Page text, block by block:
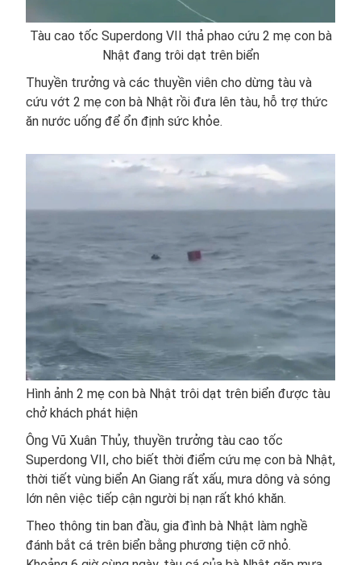
Tàu cao tốc Superdong VII thả phao cứu 2 mẹ con bà
Nhật đang trôi dạt trên biển
Thuyền trưởng và các thuyền viên cho dừng tàu và
cứu vớt 2 mẹ con bà Nhật rồi đưa lên tàu, hỗ trợ thức
ăn nước uống để ổn định sức khỏe.
Hình ảnh 2 mẹ con bà Nhật trôi dạt trên biển được tàu
chở khách phát hiện
Ông Vũ Xuân Thủy, thuyền trưởng tàu cao tốc
Superdong VII, cho biết thời điểm cứu mẹ con bà Nhật,
thời tiết vùng biển An Giang rất xấu, mưa dông và sóng
lớn nên việc tiếp cận người bị nạn rất khó khăn.
Theo thông tin ban đầu, gia đình bà Nhật làm nghề
đánh bắt cá trên biển bằng phương tiện cỡ nhỏ.